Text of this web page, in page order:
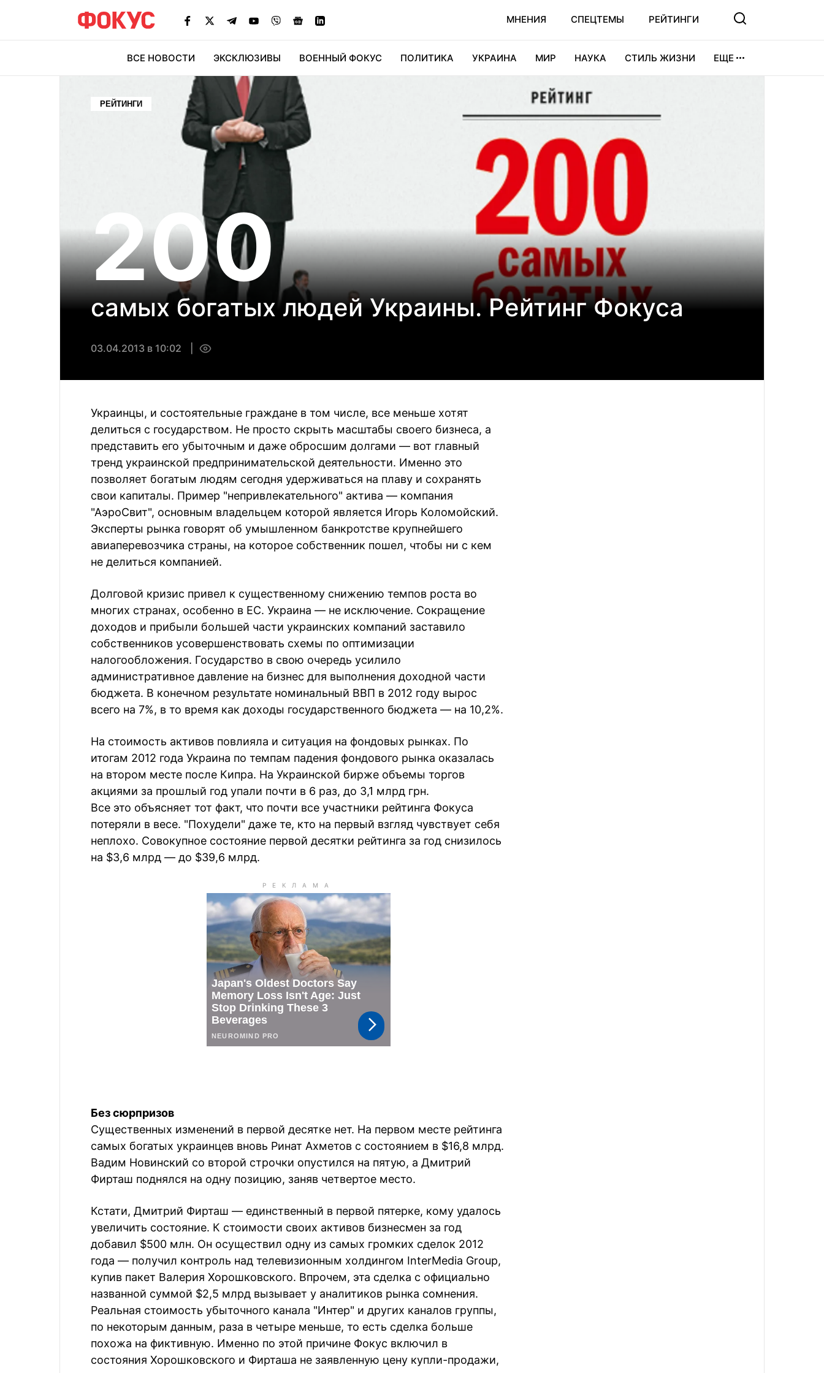
МНЕНИЯ СПЕЦТЕМЫ РЕЙТИНГИ
ВСЕ НОВОСТИ ЭКСКЛЮЗИВЫ ВОЕННЫЙ ФОКУС ПОЛИТИКА УКРАИНА МИР НАУКА СТИЛЬ ЖИЗНИ
ЭКОНОМИКА КУЛЬТУРА ВИДЕОИГРЫ
ЕЩЕ
РЕЙТИНГИ
200
самых богатых людей Украины. Рейтинг Фокуса
03.04.2013 в 10:02
Украинцы, и состоятельные граждане в том числе, все меньше хотят
делиться с государством. Не просто скрыть масштабы своего бизнеса, а
представить его убыточным и даже обросшим долгами — вот главный
тренд украинской предпринимательской деятельности. Именно это
позволяет богатым людям сегодня удерживаться на плаву и сохранять
свои капиталы. Пример "непривлекательного" актива — компания
"АэроСвит", основным владельцем которой является Игорь Коломойский.
Эксперты рынка говорят об умышленном банкротстве крупнейшего
авиаперевозчика страны, на которое собственник пошел, чтобы ни с кем
не делиться компанией.
Долговой кризис привел к существенному снижению темпов роста во
многих странах, особенно в ЕС. Украина — не исключение. Сокращение
доходов и прибыли большей части украинских компаний заставило
собственников усовершенствовать схемы по оптимизации
налогообложения. Государство в свою очередь усилило
административное давление на бизнес для выполнения доходной части
бюджета. В конечном результате номинальный ВВП в 2012 году вырос
всего на 7%, в то время как доходы государственного бюджета — на 10,2%.
На стоимость активов повлияла и ситуация на фондовых рынках. По
итогам 2012 года Украина по темпам падения фондового рынка оказалась
на втором месте после Кипра. На Украинской бирже объемы торгов
акциями за прошлый год упали почти в 6 раз, до 3,1 млрд грн.
Все это объясняет тот факт, что почти все участники рейтинга Фокуса
потеряли в весе. "Похудели" даже те, кто на первый взгляд чувствует себя
неплохо. Совокупное состояние первой десятки рейтинга за год снизилось
на $3,6 млрд — до $39,6 млрд.
Без сюрпризов
Существенных изменений в первой десятке нет. На первом месте рейтинга
самых богатых украинцев вновь Ринат Ахметов с состоянием в $16,8 млрд.
Вадим Новинский со второй строчки опустился на пятую, а Дмитрий
Фирташ поднялся на одну позицию, заняв четвертое место.
Кстати, Дмитрий Фирташ — единственный в первой пятерке, кому удалось
увеличить состояние. К стоимости своих активов бизнесмен за год
добавил $500 млн. Он осуществил одну из самых громких сделок 2012
года — получил контроль над телевизионным холдингом InterMedia Group,
купив пакет Валерия Хорошковского. Впрочем, эта сделка с официально
названной суммой $2,5 млрд вызывает у аналитиков рынка сомнения.
Реальная стоимость убыточного канала "Интер" и других каналов группы,
по некоторым данным, раза в четыре меньше, то есть сделка больше
похожа на фиктивную. Именно по этой причине Фокус включил в
состояния Хорошковского и Фирташа не заявленную цену купли-продажи,